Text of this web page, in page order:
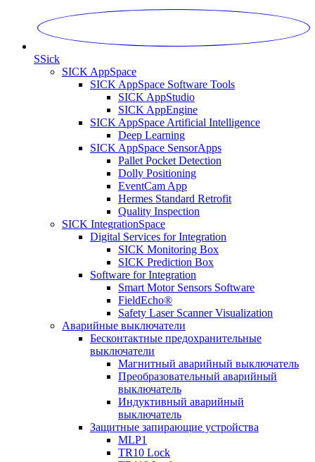
SSick
SICK AppSpace
SICK AppSpace Software Tools
SICK AppStudio
SICK AppEngine
SICK AppSpace Artificial Intelligence
Deep Learning
SICK AppSpace SensorApps
Pallet Pocket Detection
Dolly Positioning
EventCam App
Hermes Standard Retrofit
Quality Inspection
SICK IntegrationSpace
Digital Services for Integration
SICK Monitoring Box
SICK Prediction Box
Software for Integration
Smart Motor Sensors Software
FieldEcho®
Safety Laser Scanner Visualization
Аварийные выключатели
Бесконтактные предохранительные
выключатели
Магнитный аварийный выключатель
Преобразовательный аварийный
выключатель
Индуктивный аварийный
выключатель
Защитные запирающие устройства
MLP1
TR10 Lock